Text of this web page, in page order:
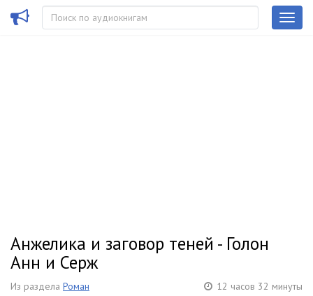
Анжелика и заговор теней - Голон
Анн и Серж
Из раздела Роман 12 часов 32 минуты